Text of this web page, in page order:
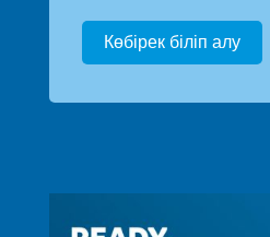
Көбірек біліп алу